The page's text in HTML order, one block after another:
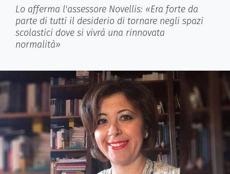
Lo afferma l'assessore Novellis: «Era forte da
parte di tutti il desiderio di tornare negli spazi
scolastici dove si vivrà una rinnovata
normalità»